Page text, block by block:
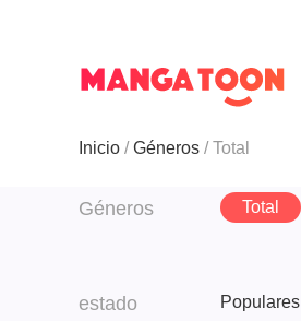
Inicio Géneros Total
Géneros Total
estado Populares